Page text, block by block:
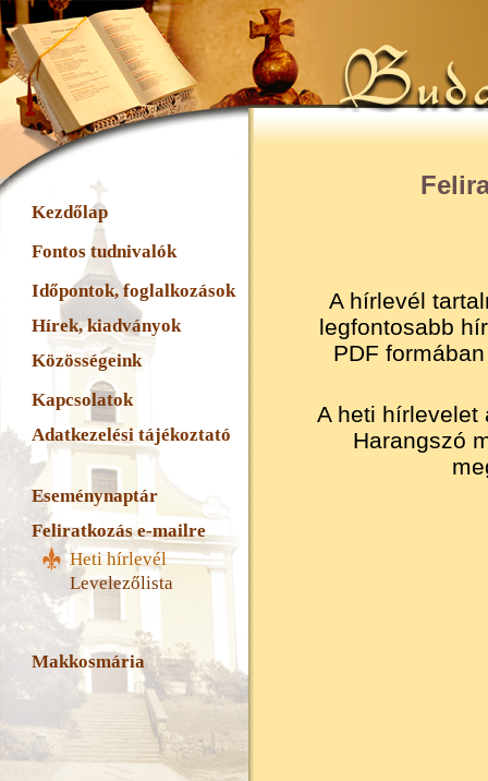
Kezdőlap
Fontos tudnivalók
Időpontok, foglalkozások
Hírek, kiadványok
Közösségeink
Kapcsolatok
Adatkezelési tájékoztató
Eseménynaptár
Feliratkozás e-mailre
Heti hírlevél
Levelezőlista
Makkosmária
A hírlevél
legfontosabb
PDF
A heti hírlevelet
Harangszó